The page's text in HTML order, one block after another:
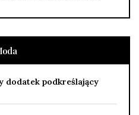
dodatek podkreślający